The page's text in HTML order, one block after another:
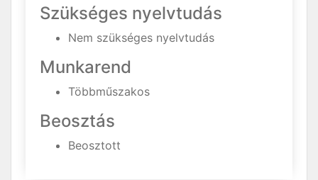
Szükséges nyelvtudás
Nem szükséges nyelvtudás
Munkarend
Többműszakos
Beosztás
Beosztott